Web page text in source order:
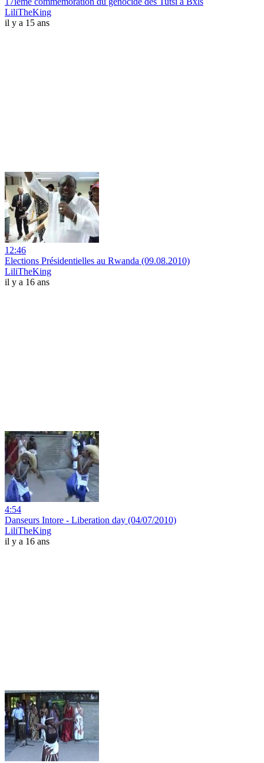
LiliTheKing
il y a 15 ans
12:46
Elections Présidentielles au Rwanda (09.08.2010)
LiliTheKing
il y a 16 ans
4:54
Danseurs Intore - Liberation day (04/07/2010)
LiliTheKing
il y a 16 ans